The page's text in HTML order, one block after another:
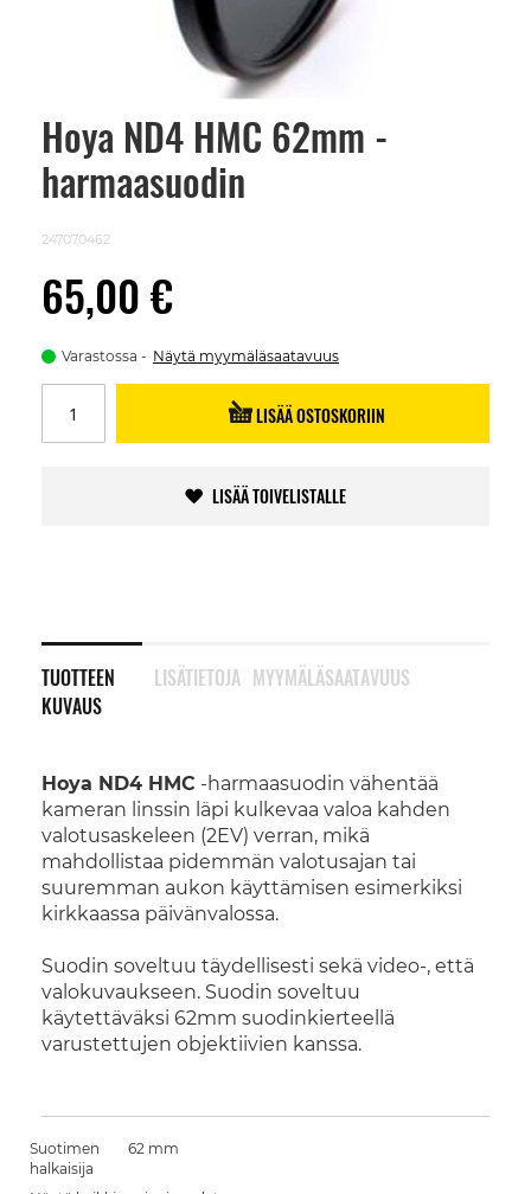
Hoya ND4 HMC 62mm -
harmaasuodin
247070462
65,00 €
Varastossa Näytä myymäläsaatavuus
LISÄÄ OSTOSKORIIN
LISÄÄ TOIVELISTALLE
TUOTTEEN
KUVAUS
Hoya ND4 HMC -harmaasuodin vähentää
kameran linssin läpi kulkevaa valoa kahden
valotusaskeleen (2EV) verran, mikä
mahdollistaa pidemmän valotusajan tai
suuremman aukon käyttämisen esimerkiksi
kirkkaassa päivänvalossa.
Suodin soveltuu täydellisesti sekä video-, että
valokuvaukseen. Suodin soveltuu
käytettäväksi 62mm suodinkierteellä
varustettujen objektiivien kanssa.
LISÄTIETOJA MYYMÄLÄSAATAVUUS
Skip
beginning
images
Suotimen
halkaisija
62 mm